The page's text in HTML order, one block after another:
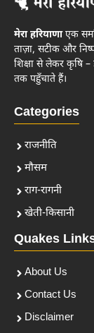
मेरा हरियाणाएक
ताज़ा, सटीक और
शिक्षा से लेकर कृषि
तक पहुँचाते हैं।
Categories
राजनीति
मौसम
राग-रागनी
खेती-किसानी
Quakes
About Us
Contact Us
Disclaimer